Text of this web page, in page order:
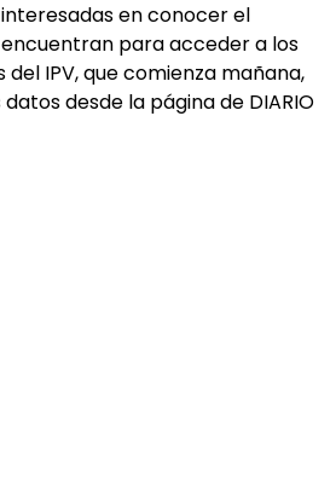
en conocer el
para acceder a los
IPV, que comienza mañana,
desde la página de DIARIO